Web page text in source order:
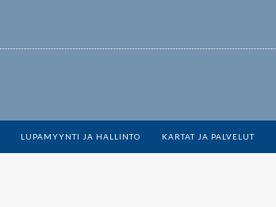
LUPAMYYNTI JA HALLINTO KARTAT JA PALVELUT